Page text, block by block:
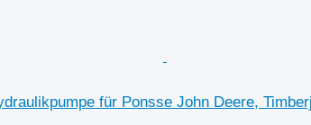
für Ponsse John Deere,